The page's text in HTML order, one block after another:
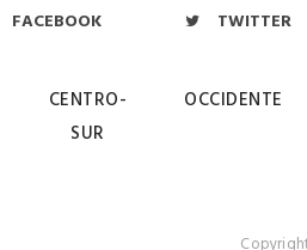
FACEBOOK TWITTER
CENTRO-
SUR
OCCIDENTE